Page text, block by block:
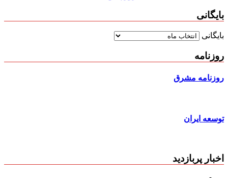
بایگانی
بایگانی
روزنامه
روزنامه مشرق
توسعه ایران
اخبار پربازدید